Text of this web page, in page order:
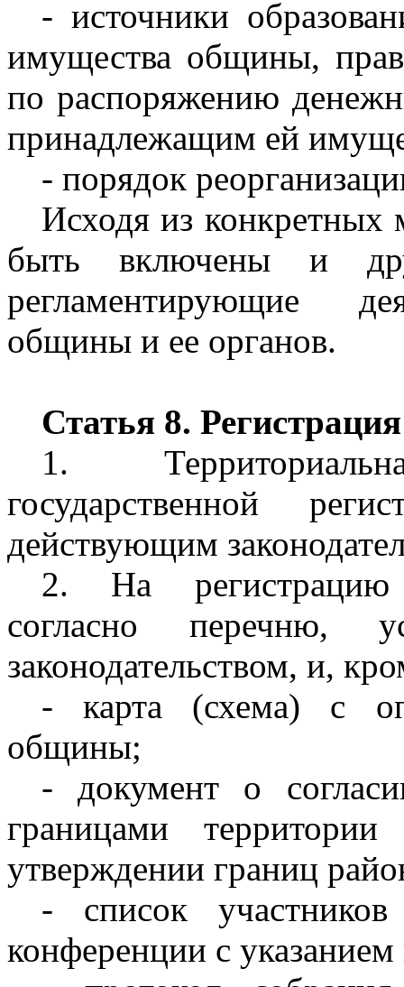
- источники
имущества общины,
по распоряжению
принадлежащим ей
- порядок
Исходя из конкретных
быть включены и
регламентирующие
общины и ее органов.
Статья 8.
1.
государственной
действующим
2. На регистрацию
согласно перечню,
законодательством, и,
- карта (схема) с
общины;
- документ о
границами
утверждении границ
- список участников
конференции с